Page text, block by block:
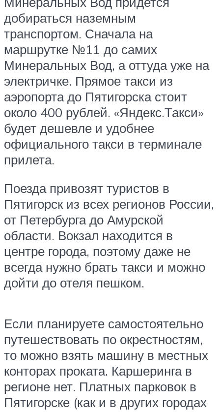
добираться наземным
транспортом. Сначала на
маршрутке №11 до самих
Минеральных Вод, а оттуда уже на
электричке. Прямое такси из
аэропорта до Пятигорска стоит
около 400 рублей. «Яндекс.Такси»
будет дешевле и удобнее
официального такси в терминале
прилета.
Поезда привозят туристов в
Пятигорск из всех регионов России,
от Петербурга до Амурской
области. Вокзал находится в
центре города, поэтому даже не
всегда нужно брать такси и можно
дойти до отеля пешком.
Если планируете самостоятельно
путешествовать по окрестностям,
то можно взять машину в местных
конторах проката. Каршеринга в
регионе нет. Платных парковок в
Пятигорске (как и в других городах